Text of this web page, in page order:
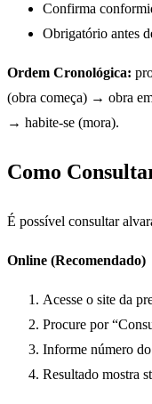
Confirma
Obrigatório antes
Ordem Cronológica:
(obra começa) → obra
→ habite-se (mora).
Como
É possível consultar
Online (Recomendado)
Acesse o site da
Procure por
Informe número
Resultado mostra